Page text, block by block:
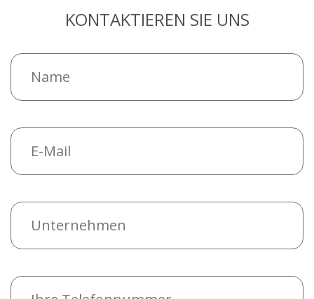
KONTAKTIEREN SIE UNS